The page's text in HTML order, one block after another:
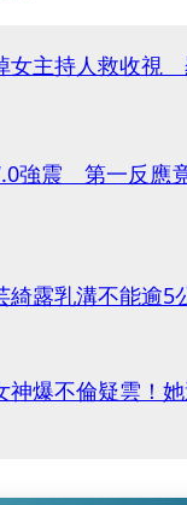
女主持人救收視
強震 第一反應
露乳溝不能逾5
爆不倫疑雲！